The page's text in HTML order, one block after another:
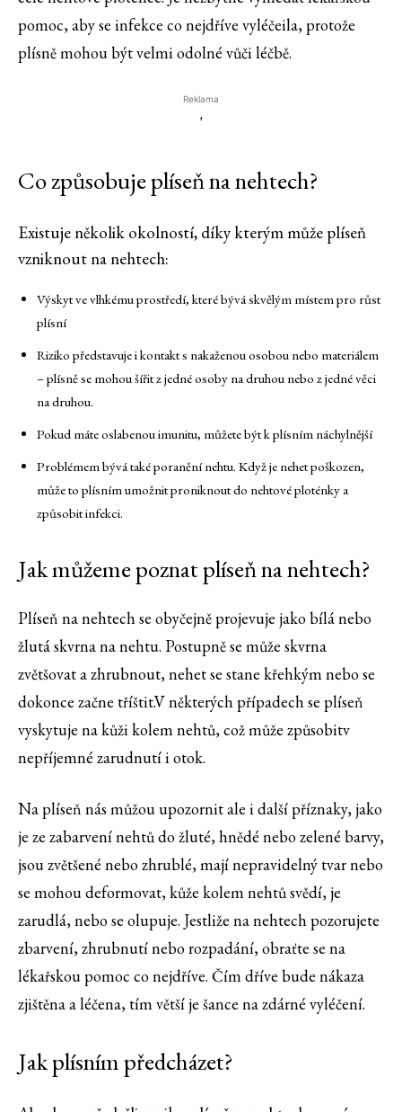
pomoc, aby se infekce co nejdříve vyléčeila, protože
plísně mohou být velmi odolné vůči léčbě.
Reklama
'
Co způsobuje plíseň na nehtech?
Existuje několik okolností, díky kterým může plíseň
vzniknout na nehtech:
Výskyt ve vlhkému prostředí, které bývá skvělým místem pro růst
plísní
Riziko představuje i kontakt s nakaženou osobou nebo materiálem
– plísně se mohou šířit z jedné osoby na druhou nebo z jedné věci
na druhou.
Pokud máte oslabenou imunitu, můžete být k plísním náchylnější
Problémem bývá také poranění nehtu. Když je nehet poškozen,
může to plísním umožnit proniknout do nehtové ploténky a
způsobit infekci.
Jak můžeme poznat plíseň na nehtech?
Plíseň na nehtech se obyčejně projevuje jako bílá nebo
žlutá skvrna na nehtu. Postupně se může skvrna
zvětšovat a zhrubnout, nehet se stane křehkým nebo se
dokonce začne tříštit.V některých případech se plíseň
vyskytuje na kůži kolem nehtů, což může způsobitv
nepříjemné zarudnutí i otok.
Na plíseň nás můžou upozornit ale i další příznaky, jako
je ze zabarvení nehtů do žluté, hnědé nebo zelené barvy,
jsou zvětšené nebo zhrublé, mají nepravidelný tvar nebo
se mohou deformovat, kůže kolem nehtů svědí, je
zarudlá, nebo se olupuje. Jestliže na nehtech pozorujete
zbarvení, zhrubnutí nebo rozpadání, obraťte se na
lékařskou pomoc co nejdříve. Čím dříve bude nákaza
zjištěna a léčena, tím větší je šance na zdárné vyléčení.
Jak plísním předcházet?